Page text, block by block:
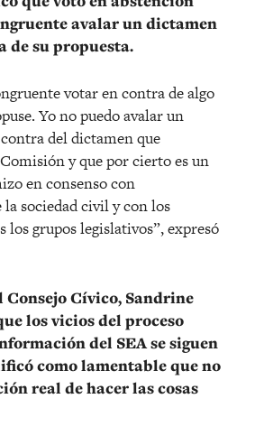
avalar un dictamen
de su propuesta.
votar en contra de algo
Yo no puedo avalar un
del dictamen que
y que por cierto es un
en consenso con
sociedad civil y con los
los grupos legislativos”, expresó
Cívico, Sandrine
los vicios del proceso
del SEA se siguen
como lamentable que no
real de hacer las cosas